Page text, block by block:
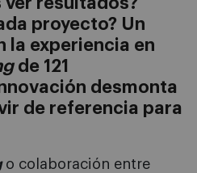
proyecto? Un
la experiencia en
de 121
desmonta
de referencia para
o colaboración entre